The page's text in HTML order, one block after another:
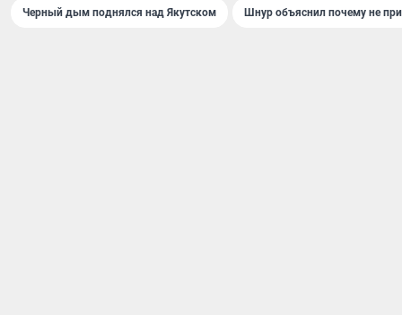
Черный дым поднялся над Якутском Шнур объяснил почему не